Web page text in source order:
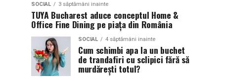
SOCIAL 3 săptămâni inainte
TUYA Bucharest aduce conceptul Home &
Office Fine Dining pe piața din România
SOCIAL 4 săptămâni inainte
Cum schimbi apa la un buchet
de trandafiri cu sclipici fără să
murdărești totul?